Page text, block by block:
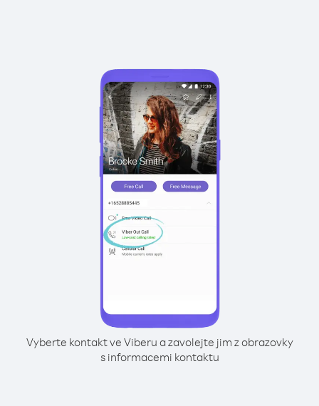
Vyberte kontakt ve Viberu a zavolejte jim z obrazovky
s informacemi kontaktu